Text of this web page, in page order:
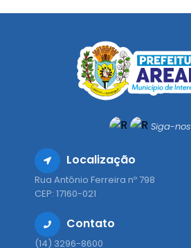
Siga-nos
Localização
Rua Antônio Ferreira nº 798
CEP: 17160-021
Contato
(14) 3296-8600